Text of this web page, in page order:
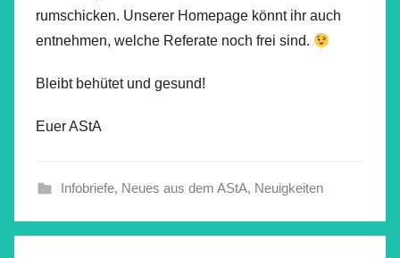
rumschicken. Unserer Homepage könnt ihr auch
entnehmen, welche Referate noch frei sind.
Bleibt behütet und gesund!
Euer AStA
Infobriefe, Neues aus dem AStA, Neuigkeiten